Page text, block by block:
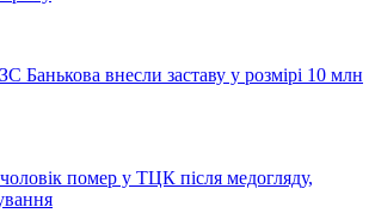
Банькова внесли заставу у розмірі 10 млн
помер у ТЦК після медогляду,